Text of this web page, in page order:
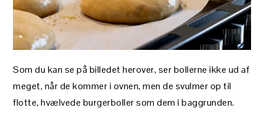
Som du kan se på billedet herover, ser bollerne ikke ud af
meget, når de kommer i ovnen, men de svulmer op til
flotte, hvælvede burgerboller som dem i baggrunden.